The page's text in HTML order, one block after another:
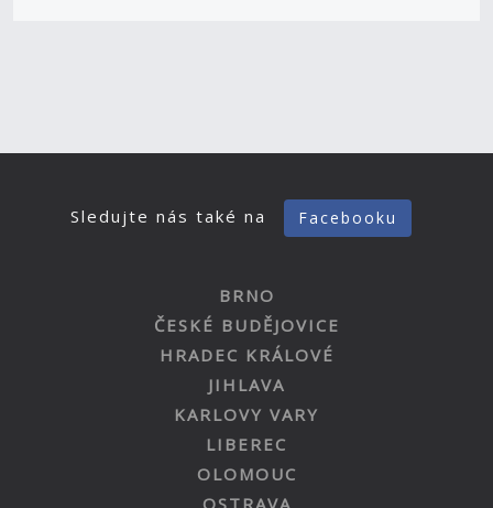
Sledujte nás také na Facebooku
BRNO
ČESKÉ BUDĚJOVICE
HRADEC KRÁLOVÉ
JIHLAVA
KARLOVY VARY
LIBEREC
OLOMOUC
OSTRAVA